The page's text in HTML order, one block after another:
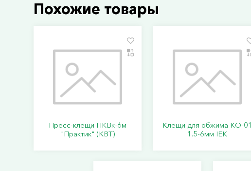
Похожие товары
Пресс-клещи ПКВк-6м
"Практик" (КВТ)
Клещи для обжима КО-01
1.5-6мм IEK